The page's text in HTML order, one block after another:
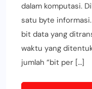
dalam komputasi.
satu byte
bit data yang
waktu yang
jumlah “bit per […]